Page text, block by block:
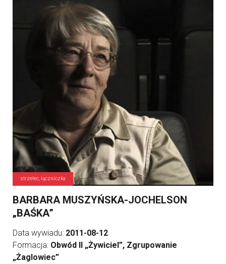
strzelec, łączniczka
BARBARA MUSZYŃSKA-JOCHELSON
„BAŚKA”
Data wywiadu: 2011-08-12
Formacja: Obwód II „Żywiciel”, Zgrupowanie
„Żaglowiec”